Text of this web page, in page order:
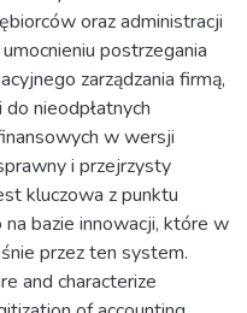
oraz administracji
postrzegania
zarządzania firmą,
nieodpłatnych
w wersji
i przejrzysty
kluczowa z punktu
bazie innowacji, które w
przez ten system.
and characterize